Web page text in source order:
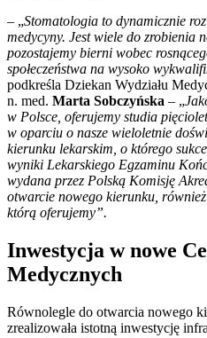
– „Stomatologia to dynamicznie
medycyny. Jest wiele do zrobienia
pozostajemy bierni wobec
społeczeństwa na wysoko
podkreśla Dziekan Wydziału
n. med. Marta Sobczyńska – „
w Polsce, oferujemy studia
w oparciu o nasze wieloletnie
kierunku lekarskim, o którego
wyniki Lekarskiego Egzaminu
wydana przez Polską Komisję
otwarcie nowego kierunku,
którą oferujemy”.
Inwestycja w nowe
Medycznych
Równolegle do otwarcia nowego
zrealizowała istotną inwestycję